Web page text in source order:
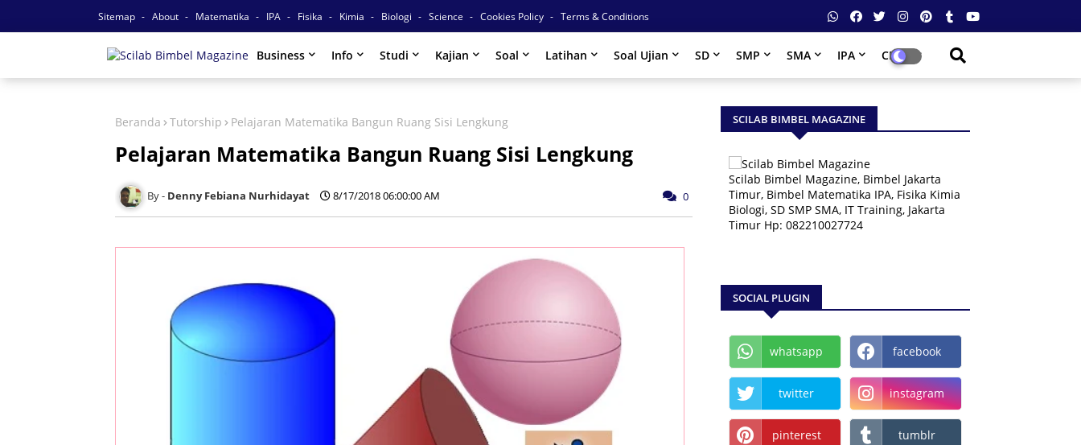
Sitemap About Matematika IPA Fisika Kimia Biologi Science Cookies Policy Terms & Conditions
Business Info Studi Kajian Soal Latihan Soal Ujian SD SMP SMA IPA CPNS
Beranda Tutorship Pelajaran Matematika Bangun Ruang Sisi Lengkung
Pelajaran Matematika Bangun Ruang Sisi Lengkung
Denny Febiana Nurhidayat 8/17/2018 06:00:00 AM 0
SCILAB BIMBEL MAGAZINE
Scilab Bimbel Magazine, Bimbel Jakarta
Timur, Bimbel Matematika IPA, Fisika Kimia
Biologi, SD SMP SMA, IT Training, Jakarta
Timur Hp: 082210027724
SOCIAL PLUGIN
whatsapp facebook
twitter instagram
pinterest tumblr